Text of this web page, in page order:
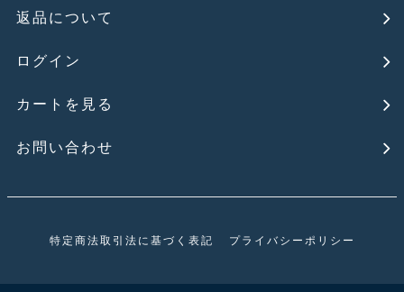
返品について
ログイン
カートを見る
お問い合わせ
特定商法取引法に基づく表記 プライバシーポリシー